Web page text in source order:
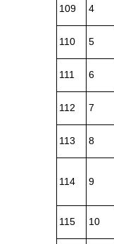
109 4
110 5
111 6
112 7
113 8
114 9
115 10